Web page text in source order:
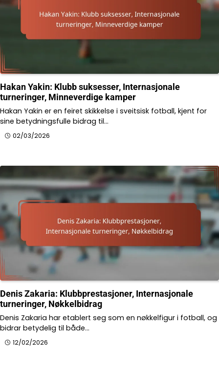
Hakan Yakin: Klubb suksesser, Internasjonale
turneringer, Minneverdige kamper
Hakan Yakin er en feiret skikkelse i sveitsisk fotball, kjent for
sine betydningsfulle bidrag til…
02/03/2026
Denis Zakaria: Klubbprestasjoner, Internasjonale
turneringer, Nøkkelbidrag
Denis Zakaria har etablert seg som en nøkkelfigur i fotball, og
bidrar betydelig til både…
12/02/2026